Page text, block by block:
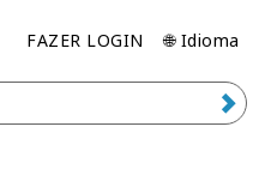
FAZER LOGIN 🌐 Idioma